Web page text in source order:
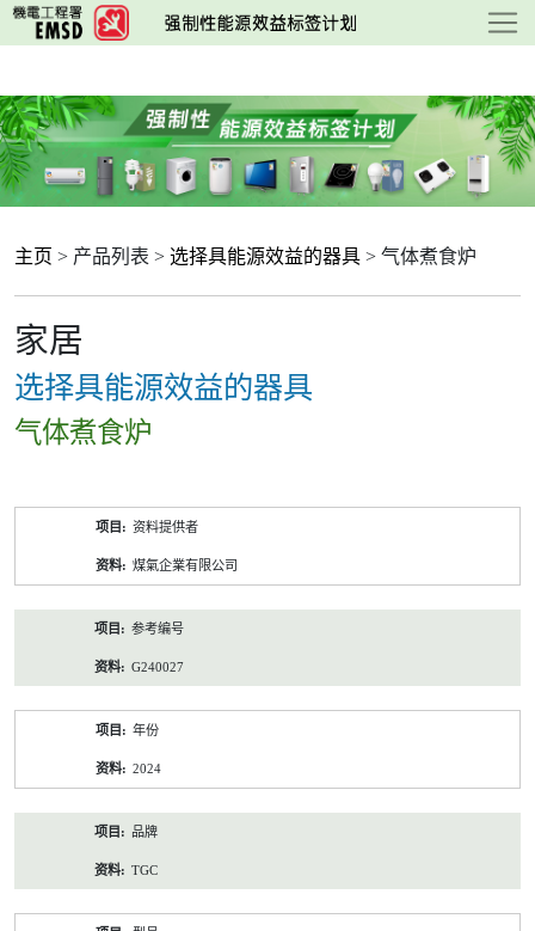
跳
至
要
内
容
主页 > 产品列表 > 选择具能源效益的器具 > 气体煮食炉
家居
选择具能源效益的器具
气体煮食炉
资料提供者
煤氣企業有限公司
参考编号
G240027
年份
2024
品牌
TGC